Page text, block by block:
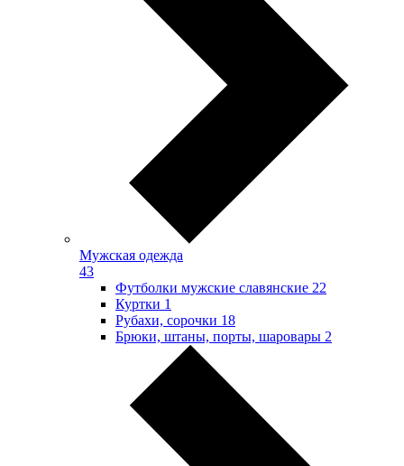
Мужская одежда
43
Футболки мужские славянские 22
Куртки 1
Рубахи, сорочки 18
Брюки, штаны, порты, шаровары 2